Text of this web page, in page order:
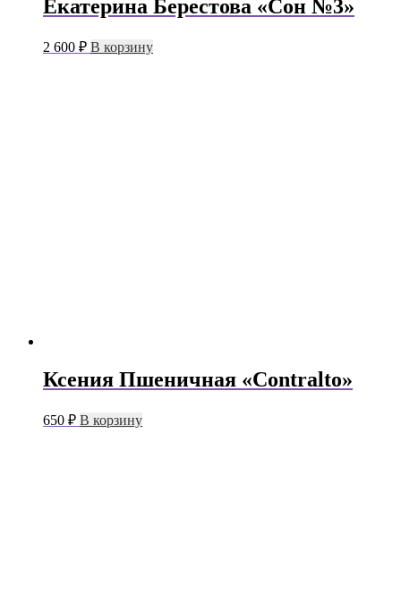
Екатерина Берестова «Сон №3»
2 600 ₽ В корзину
Ксения Пшеничная «Contralto»
650 ₽ В корзину